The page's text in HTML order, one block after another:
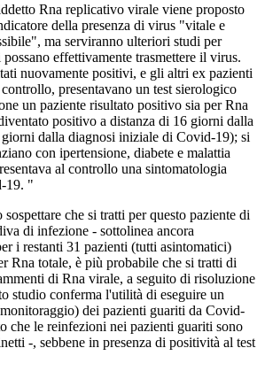
Rna replicativo virale viene proposto
della presenza di virus "vitale e
ma serviranno ulteriori studi per
effettivamente trasmettere il virus.
nuovamente positivi, e gli altri ex pazienti
presentavano un test sierologico
un paziente risultato positivo sia per Rna
positivo a distanza di 16 giorni dalla
dalla diagnosi iniziale di Covid-19); si
con ipertensione, diabete e malattia
al controllo una sintomatologia
19. "
che si tratti per questo paziente di
di infezione - sottolinea ancora
i restanti 31 pazienti (tutti asintomatici)
Rna totale, è più probabile che si tratti di
di Rna virale, a seguito di risoluzione
studio conferma l'utilità di eseguire un
dei pazienti guariti da Covid-
che le reinfezioni nei pazienti guariti sono
-, sebbene in presenza di positività al test